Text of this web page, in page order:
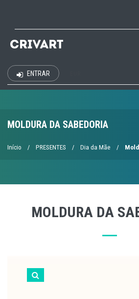
ENTRAR
MOLDURA DA SABEDORIA
Início / PRESENTES / Dia da Mãe /
MOLDURA DA